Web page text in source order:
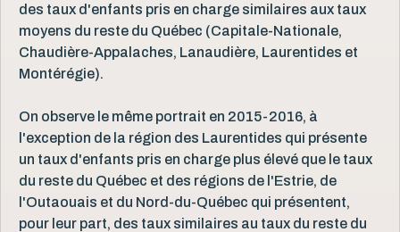
des taux d'enfants pris en charge similaires aux taux
moyens du reste du Québec (Capitale-Nationale,
Chaudière-Appalaches, Lanaudière, Laurentides et
Montérégie).
On observe le même portrait en 2015-2016, à
l'exception de la région des Laurentides qui présente
un taux d'enfants pris en charge plus élevé que le taux
du reste du Québec et des régions de l'Estrie, de
l'Outaouais et du Nord-du-Québec qui présentent,
pour leur part, des taux similaires au taux du reste du